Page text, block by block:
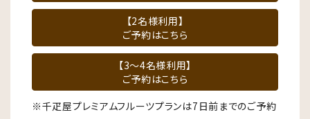
【2名様利用】
ご予約はこちら
【3～4名様利用】
ご予約はこちら
※千疋屋プレミアムフルーツプランは7日前までのご予約